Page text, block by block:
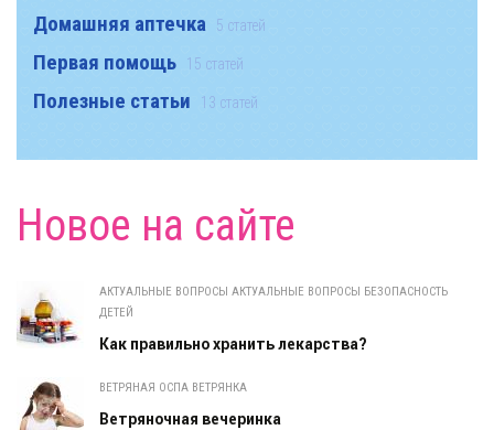
Домашняя аптечка 5 статей
Первая помощь 15 статей
Полезные статьи 13 статей
Новое на сайте
АКТУАЛЬНЫЕ ВОПРОСЫ АКТУАЛЬНЫЕ ВОПРОСЫ БЕЗОПАСНОСТЬ
ДЕТЕЙ
Как правильно хранить лекарства?
ВЕТРЯНАЯ ОСПА ВЕТРЯНКА
Ветряночная вечеринка